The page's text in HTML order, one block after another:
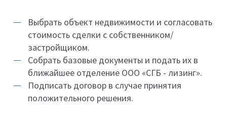
Выбрать объект недвижимости и согласовать
стоимость сделки с собственником/
застройщиком.
Собрать базовые документы и подать их в
ближайшее отделение ООО «СГБ - лизинг».
Подписать договор в случае принятия
положительного решения.